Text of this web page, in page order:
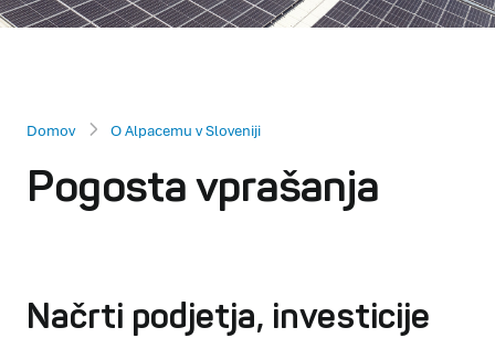
Domov O Alpacemu v Sloveniji
Pogosta vprašanja
Načrti podjetja, investicije